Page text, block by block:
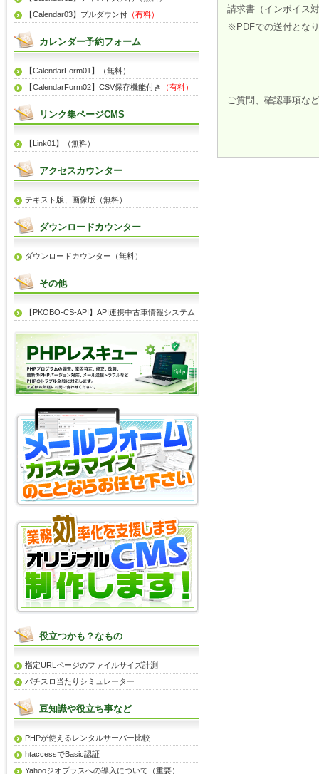
請求書（インボイス
※PDFでの送付とな
ご質問、確認事項など
【Calendar03】プルダウン付 （有料）
カレンダー予約フォーム
【CalendarForm01】（無料）
【CalendarForm02】CSV保存機能付き
（有料）
リンク集ページCMS
【Link01】（無料）
アクセスカウンター
テキスト版、画像版（無料）
ダウンロードカウンター
ダウンロードカウンター（無料）
その他
【PKOBO-CS-API】API連携中古車情報システム
役立つかも？なもの
指定URLページのファイルサイズ計測
パチスロ当たりシミュレーター
豆知識や役立ち事など
PHPが使えるレンタルサーバー比較
htaccessでBasic認証
Yahooジオプラスへの導入について（重要）